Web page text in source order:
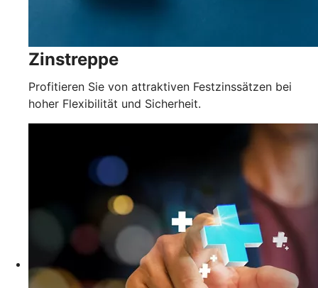
Zinstreppe
Profitieren Sie von attraktiven Festzinssätzen bei
hoher Flexibilität und Sicherheit.